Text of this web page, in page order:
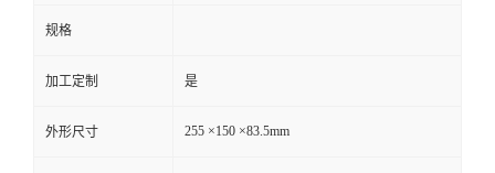
规格
加工定制 是
外形尺寸 255 ×150 ×83.5mm